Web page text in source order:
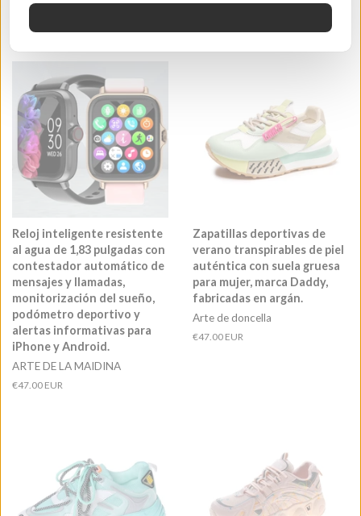
Arte de doncella
Precio
€59.00 EUR
Reloj inteligente resistente
al agua de 1,83 pulgadas con
contestador automático de
mensajes y llamadas,
monitorización del sueño,
podómetro deportivo y
alertas informativas para
iPhone y Android.
ARTE DE LA MAIDINA
Precio
€47.00 EUR
Zapatillas deportivas de
verano transpirables de piel
auténtica con suela gruesa
para mujer, marca Daddy,
fabricadas en argán.
Arte de doncella
Precio
€47.00 EUR